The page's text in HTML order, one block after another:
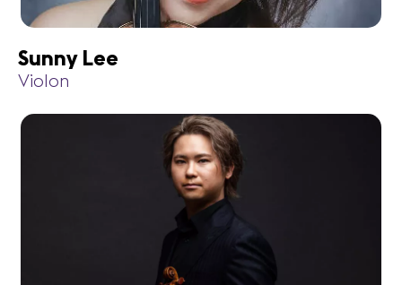
Sunny Lee
Violon